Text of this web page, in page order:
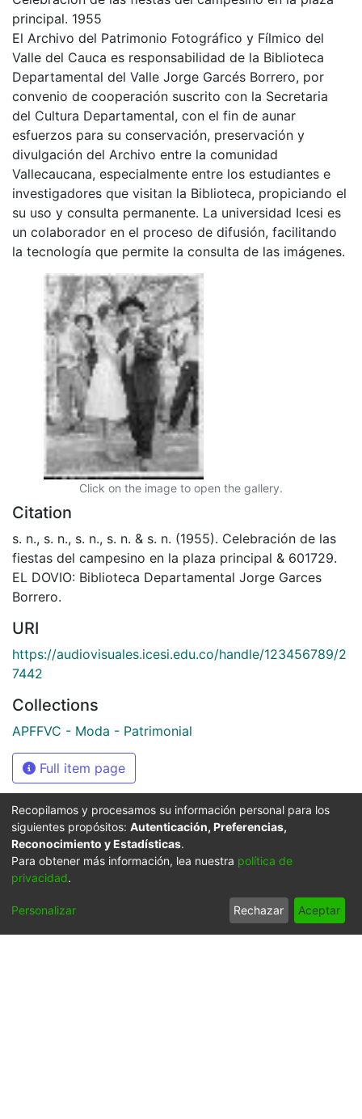
principal. 1955
El Archivo del Patrimonio Fotográfico y Fílmico del
Valle del Cauca es responsabilidad de la Biblioteca
Departamental del Valle Jorge Garcés Borrero, por
convenio de cooperación suscrito con la Secretaria
del Cultura Departamental, con el fin de aunar
esfuerzos para su conservación, preservación y
divulgación del Archivo entre la comunidad
Vallecaucana, especialmente entre los estudiantes e
investigadores que visitan la Biblioteca, propiciando el
su uso y consulta permanente. La universidad Icesi es
un colaborador en el proceso de difusión, facilitando
la tecnología que permite la consulta de las imágenes.
Click on the image to open the gallery.
Citation
s. n., s. n., s. n., s. n. & s. n. (1955). Celebración de las
fiestas del campesino en la plaza principal & 601729.
EL DOVIO: Biblioteca Departamental Jorge Garces
Borrero.
URI
https://audiovisuales.icesi.edu.co/handle/123456789/2
7442
Collections
APFFVC - Moda - Patrimonial
Full item page
Universidad Icesi: Calle
Recopilamos y procesamos su información personal para los
siguientes propósitos: Autenticación, Preferencias,
Reconocimiento y Estadísticas.
Para obtener más información, lea nuestra política de
privacidad.
Personalizar Rechazar Aceptar